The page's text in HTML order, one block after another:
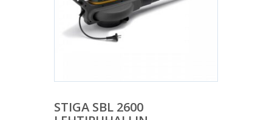
STIGA SBL 2600